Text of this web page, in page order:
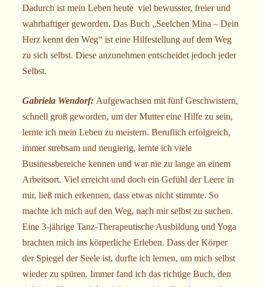
Dadurch ist mein Leben heute viel bewusster, freier und
wahrhaftiger geworden. Das Buch „Seelchen Mina – Dein
Herz kennt den Weg“ ist eine Hilfestellung auf dem Weg
zu sich selbst. Diese anzunehmen entscheidet jedoch jeder
Selbst.
Gabriela Wendorf: Aufgewachsen mit fünf Geschwistern,
schnell groß geworden, um der Mutter eine Hilfe zu sein,
lernte ich mein Leben zu meistern. Beruflich erfolgreich,
immer strebsam und neugierig, lernte ich viele
Businessbereiche kennen und war nie zu lange an einem
Arbeitsort. Viel erreicht und doch ein Gefühl der Leere in
mir, ließ mich erkennen, dass etwas nicht stimmte. So
machte ich mich auf den Weg, nach mir selbst zu suchen.
Eine 3-jährige Tanz-Therapeutische Ausbildung und Yoga
brachten mich ins körperliche Erleben. Dass der Körper
der Spiegel der Seele ist, durfte ich lernen, um mich selbst
wieder zu spüren. Immer fand ich das richtige Buch, den